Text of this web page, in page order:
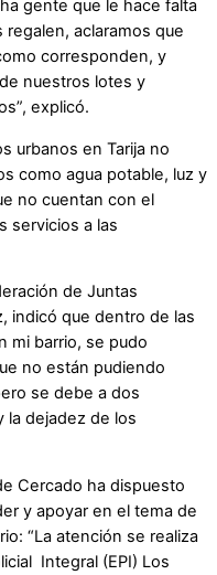
gente que le hace falta
aclaramos que
corresponden, y
nuestros lotes y
explicó.
urbanos en Tarija no
como agua potable, luz y
no cuentan con el
servicios a las
de Juntas
indicó que dentro de las
mi barrio, se pudo
no están pudiendo
se debe a dos
la dejadez de los
Cercado ha dispuesto
y apoyar en el tema de
“La atención se realiza
Integral (EPI) Los